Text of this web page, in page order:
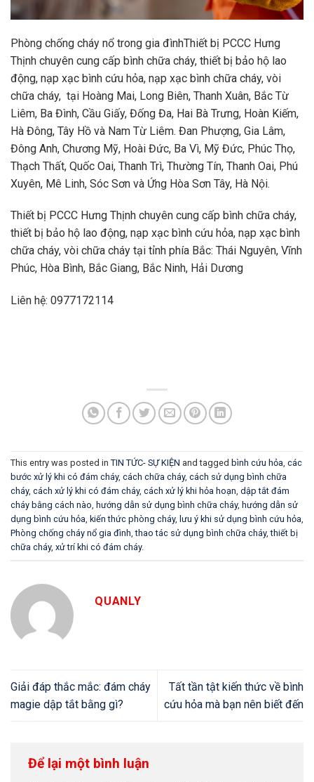
Phòng chống cháy nổ trong gia đìnhThiết bị PCCC Hưng
Thịnh chuyên cung cấp bình chữa cháy, thiết bị bảo hộ lao
động, nạp xạc bình cứu hỏa, nạp xạc bình chữa cháy, vòi
chữa cháy, tại Hoàng Mai, Long Biên, Thanh Xuân, Bắc Từ
Liêm, Ba Đình, Cầu Giấy, Đống Đa, Hai Bà Trưng, Hoàn Kiếm,
Hà Đông, Tây Hồ và Nam Từ Liêm. Đan Phượng, Gia Lâm,
Đông Anh, Chương Mỹ, Hoài Đức, Ba Vì, Mỹ Đức, Phúc Thọ,
Thạch Thất, Quốc Oai, Thanh Trì, Thường Tín, Thanh Oai, Phú
Xuyên, Mê Linh, Sóc Sơn và Ứng Hòa Sơn Tây, Hà Nội.
Thiết bị PCCC Hưng Thịnh chuyên cung cấp bình chữa cháy,
thiết bị bảo hộ lao động, nạp xạc bình cứu hỏa, nạp xạc bình
chữa cháy, vòi chữa cháy tại tỉnh phía Bắc: Thái Nguyên, Vĩnh
Phúc, Hòa Bình, Bắc Giang, Bắc Ninh, Hải Dương
Liên hệ: 0977172114
This entry was posted in TIN TỨC- SỰ KIỆN and tagged bình cứu hỏa, các
bước xử lý khi có đám cháy, cách chữa cháy, cách sử dụng bình chữa
cháy, cách xử lý khi có đám cháy, cách xử lý khi hỏa hoạn, dập tắt đám
cháy bằng cách nào, hướng dẫn sử dụng bình chữa cháy, hướng dẫn sử
dụng bình cứu hỏa, kiến thức phòng cháy, lưu ý khi sử dụng bình cứu hỏa,
Phòng chống cháy nổ gia đình,thao tác sử dụng bình chữa cháy,thiết bị
chữa cháy, xử trí khi có đám cháy.
QUANLY
Giải đáp thắc mắc: đám cháy
magie dập tắt bằng gì?
Tất tần tật kiến thức về bình
cứu hỏa mà bạn nên biết đến
Để lại một bình luận